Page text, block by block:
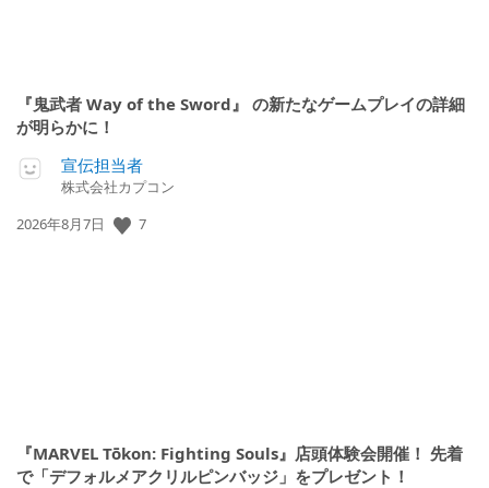
『鬼武者 Way of the Sword』 の新たなゲームプレイの詳細
が明らかに！
宣伝担当者
株式会社カプコン
公
2026年8月7日 7
『MARVEL Tōkon: Fighting Souls』店頭体験会開催！ 先着
で「デフォルメアクリルピンバッジ」をプレゼント！